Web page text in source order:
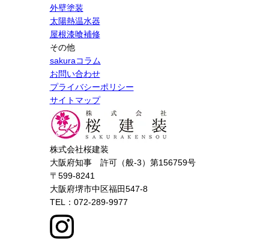
外壁塗装
太陽熱温水器
屋根漆喰補修
その他
sakuraコラム
お問い合わせ
プライバシーポリシー
サイトマップ
株式会社桜建装
大阪府知事 許可（般-3）第156759号
〒599-8241
大阪府堺市中区福田547-8
TEL：072-289-9977